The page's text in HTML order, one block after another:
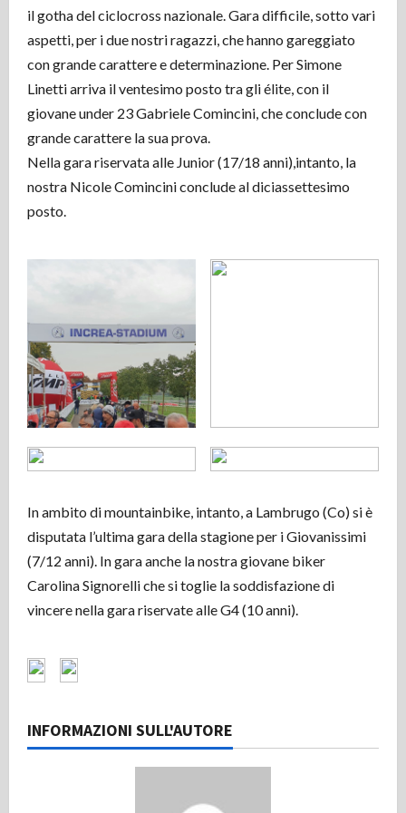
il gotha del ciclocross nazionale. Gara difficile, sotto vari
aspetti, per i due nostri ragazzi, che hanno gareggiato
con grande carattere e determinazione. Per Simone
Linetti arriva il ventesimo posto tra gli élite, con il
giovane under 23 Gabriele Comincini, che conclude con
grande carattere la sua prova.
Nella gara riservata alle Junior (17/18 anni),intanto, la
nostra Nicole Comincini conclude al diciassettesimo
posto.
In ambito di mountainbike, intanto, a Lambrugo (Co) si è
disputata l’ultima gara della stagione per i Giovanissimi
(7/12 anni). In gara anche la nostra giovane biker
Carolina Signorelli che si toglie la soddisfazione di
vincere nella gara riservate alle G4 (10 anni).
INFORMAZIONI SULL'AUTORE